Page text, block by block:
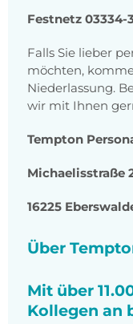
Festnetz 03334-
Falls Sie lieber
möchten,
Niederlassung.
wir mit Ihnen
Tempton
Michaelisstraße
16225
Über
Mit über
Kollegen an